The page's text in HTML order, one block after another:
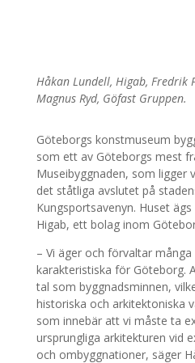
Håkan Lundell, Higab, Fredrik
Magnus Ryd, Göfast Gruppen.
Göteborgs konstmuseum
som ett av Göteborgs mest
Museibyggnaden, som ligger
det ståtliga avslutet på
Kungsportsavenyn. Huset
Higab, ett bolag inom
– Vi äger och förvaltar
karakteristiska för Göteborg.
tal som byggnadsminnen,
historiska och arkitektoniska
som innebär att vi måste ta
ursprungliga arkitekturen vid
och ombyggnationer, säger